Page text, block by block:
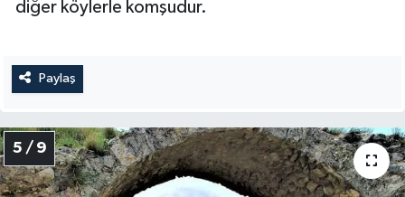
diğer köylerle komşudur.
Paylaş
5 / 9